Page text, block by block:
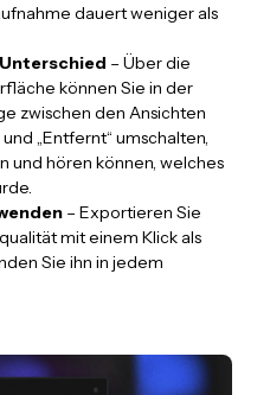
dauert weniger als
– Über die
können Sie in der
zwischen den Ansichten
und „Entfernt“ umschalten,
und hören können, welches
– Exportieren Sie
mit einem Klick als
Sie ihn in jedem